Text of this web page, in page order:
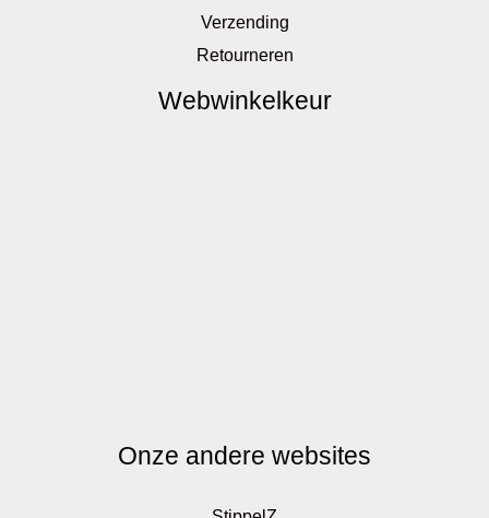
Verzending
Retourneren
Webwinkelkeur
Onze andere websites